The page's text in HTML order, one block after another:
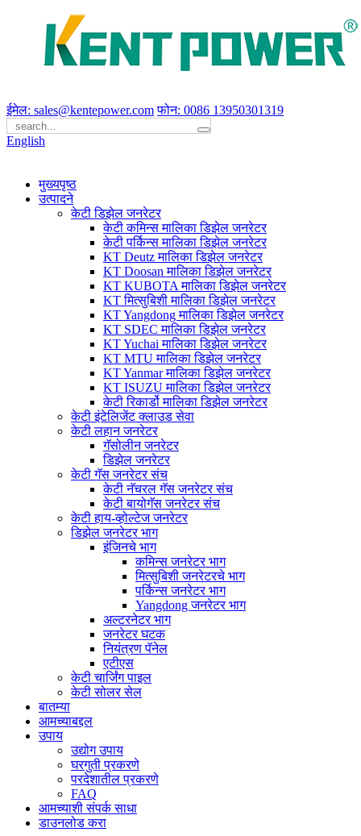
ईमेल: sales@kentepower.com फोन: 0086 13950301319
English
मुख्यपृष्ठ
उत्पादने
केटी डिझेल जनरेटर
केटी कमिन्स मालिका डिझेल जनरेटर
केटी पर्किन्स मालिका डिझेल जनरेटर
KT Deutz मालिका डिझेल जनरेटर
KT Doosan मालिका डिझेल जनरेटर
KT KUBOTA मालिका डिझेल जनरेटर
KT मित्सुबिशी मालिका डिझेल जनरेटर
KT Yangdong मालिका डिझेल जनरेटर
KT SDEC मालिका डिझेल जनरेटर
KT Yuchai मालिका डिझेल जनरेटर
KT MTU मालिका डिझेल जनरेटर
KT Yanmar मालिका डिझेल जनरेटर
KT ISUZU मालिका डिझेल जनरेटर
केटी रिकार्डो मालिका डिझेल जनरेटर
केटी इंटेलिजेंट क्लाउड सेवा
केटी लहान जनरेटर
गॅसोलीन जनरेटर
डिझेल जनरेटर
केटी गॅस जनरेटर संच
केटी नॅचरल गॅस जनरेटर संच
केटी बायोगॅस जनरेटर संच
केटी हाय-व्होल्टेज जनरेटर
डिझेल जनरेटर भाग
इंजिनचे भाग
कमिन्स जनरेटर भाग
मित्सुबिशी जनरेटरचे भाग
पर्किन्स जनरेटर भाग
Yangdong जनरेटर भाग
अल्टरनेटर भाग
जनरेटर घटक
नियंत्रण पॅनेल
एटीएस
केटी चार्जिंग पाइल
केटी सोलर सेल
बातम्या
आमच्याबद्दल
उपाय
उद्योग उपाय
घरगुती प्रकरणे
परदेशातील प्रकरणे
FAQ
आमच्याशी संपर्क साधा
डाउनलोड करा